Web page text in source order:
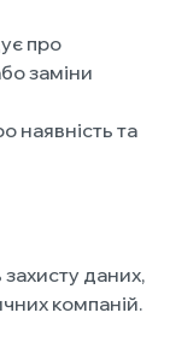
про
заміни
наявність та
даних,
компаній.